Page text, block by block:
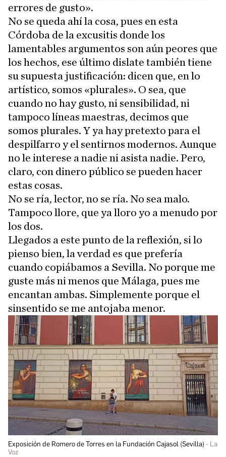
errores de gusto».
No se queda ahí la cosa, pues en esta
Córdoba de la excusitis donde los
lamentables argumentos son aún peores que
los hechos, ese último dislate también tiene
su supuesta justificación: dicen que, en lo
artístico, somos «plurales». O sea, que
cuando no hay gusto, ni sensibilidad, ni
tampoco líneas maestras, decimos que
somos plurales. Y ya hay pretexto para el
despilfarro y el sentirnos modernos. Aunque
no le interese a nadie ni asista nadie. Pero,
claro, con dinero público se pueden hacer
estas cosas.
No se ría, lector, no se ría. No sea malo.
Tampoco llore, que ya lloro yo a menudo por
los dos.
Llegados a este punto de la reflexión, si lo
pienso bien, la verdad es que prefería
cuando copiábamos a Sevilla. No porque me
guste más ni menos que Málaga, pues me
encantan ambas. Simplemente porque el
sinsentido se me antojaba menor.
Exposición de Romero de Torres en la Fundación Cajasol (Sevilla)
La
Voz